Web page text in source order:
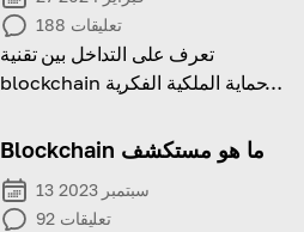
188 تعليقات
تعرف على التداخل بين تقنية
blockchain وحماية الملكية الفكرية
حماية الملكية الفكريةBlockchain ما هو مستكشف
13 سبتمبر 2023
92 تعليقات